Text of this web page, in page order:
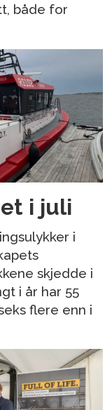
både for
i juli
i
skjedde i
i år har 55
flere enn i